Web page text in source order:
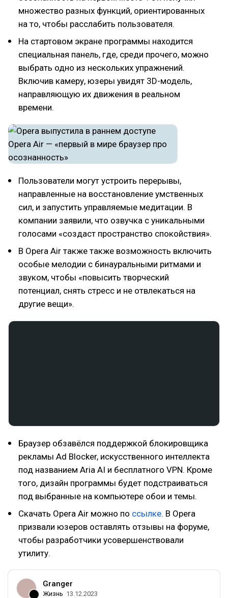
множество разных функций, ориентированных
на то, чтобы расслабить пользователя.
На стартовом экране программы находится
специальная панель, где, среди прочего, можно
выбрать одно из нескольких упражнений.
Включив камеру, юзеры увидят 3D-модель,
направляющую их движения в реальном
времени.
Пользователи могут устроить перерывы,
направленные на восстановление умственных
сил, и запустить управляемые медитации. В
компании заявили, что озвучка с уникальными
голосами «создаст пространство спокойствия».
В Opera Air также также возможность включить
особые мелодии с бинауральными ритмами и
звуком, чтобы «повысить творческий
потенциал, снять стресс и не отвлекаться на
другие вещи».
Браузер обзавёлся поддержкой блокировщика
рекламы Ad Blocker, искусственного интеллекта
под названием Aria AI и бесплатного VPN. Кроме
того, дизайн программы будет подстраиваться
под выбранные на компьютере обои и темы.
Скачать Opera Air можно по ссылке. В Opera
призвали юзеров оставлять отзывы на форуме,
чтобы разработчики усовершенствовали
утилиту.
Granger
Жизнь 13.12.2023